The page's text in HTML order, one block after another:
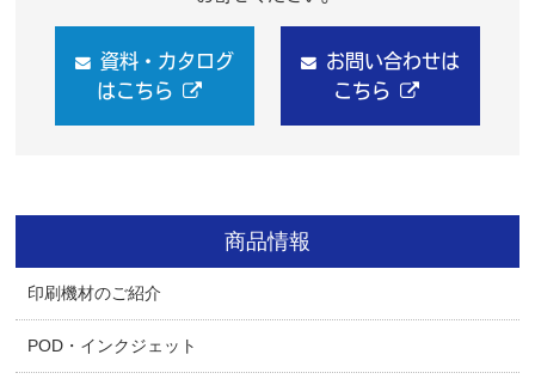
資料・カタログ
はこちら
お問い合わせは
こちら
商品情報
印刷機材のご紹介
POD・インクジェット